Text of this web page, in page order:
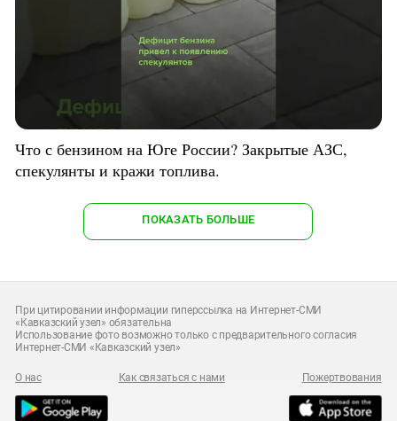
Что с бензином на Юге России? Закрытые АЗС,
спекулянты и кражи топлива.
ПОКАЗАТЬ БОЛЬШЕ
При цитировании информации гиперссылка на Интернет-СМИ
«Кавказский узел» обязательна
Использование фото возможно только с предварительного согласия
Интернет-СМИ «Кавказский узел»
О нас Как связаться с нами Пожертвования